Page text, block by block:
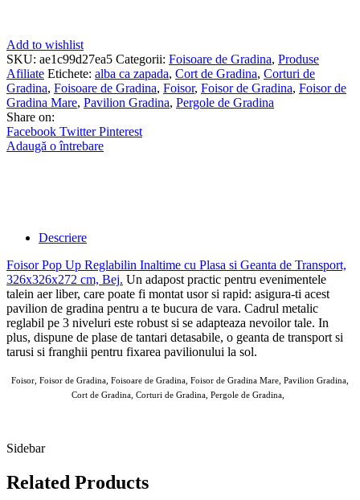
Add to wishlist
SKU: ae1c99d27ea5 Categorii: Foisoare de Gradina, Produse
Afiliate Etichete: alba ca zapada, Cort de Gradina, Corturi de
Gradina, Foisoare de Gradina, Foisor, Foisor de Gradina, Foisor de
Gradina Mare, Pavilion Gradina, Pergole de Gradina
Share on:
Facebook Twitter Pinterest
Adaugă o întrebare
Descriere
Foisor Pop Up Reglabilin Inaltime cu Plasa si Geanta de Transport,
326x326x272 cm, Bej. Un adapost practic pentru evenimentele
talein aer liber, care poate fi montat usor si rapid: asigura-ti acest
pavilion de gradina pentru a te bucura de vara. Cadrul metalic
reglabil pe 3 niveluri este robust si se adapteaza nevoilor tale. In
plus, dispune de plase de tantari detasabile, o geanta de transport si
tarusi si franghii pentru fixarea pavilionului la sol.
Foisor, Foisor de Gradina, Foisoare de Gradina, Foisor de Gradina Mare, Pavilion Gradina,
Cort de Gradina, Corturi de Gradina, Pergole de Gradina,
Sidebar
Related Products